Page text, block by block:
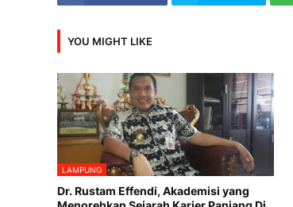
YOU MIGHT LIKE
LAMPUNG
Dr. Rustam Effendi, Akademisi yang